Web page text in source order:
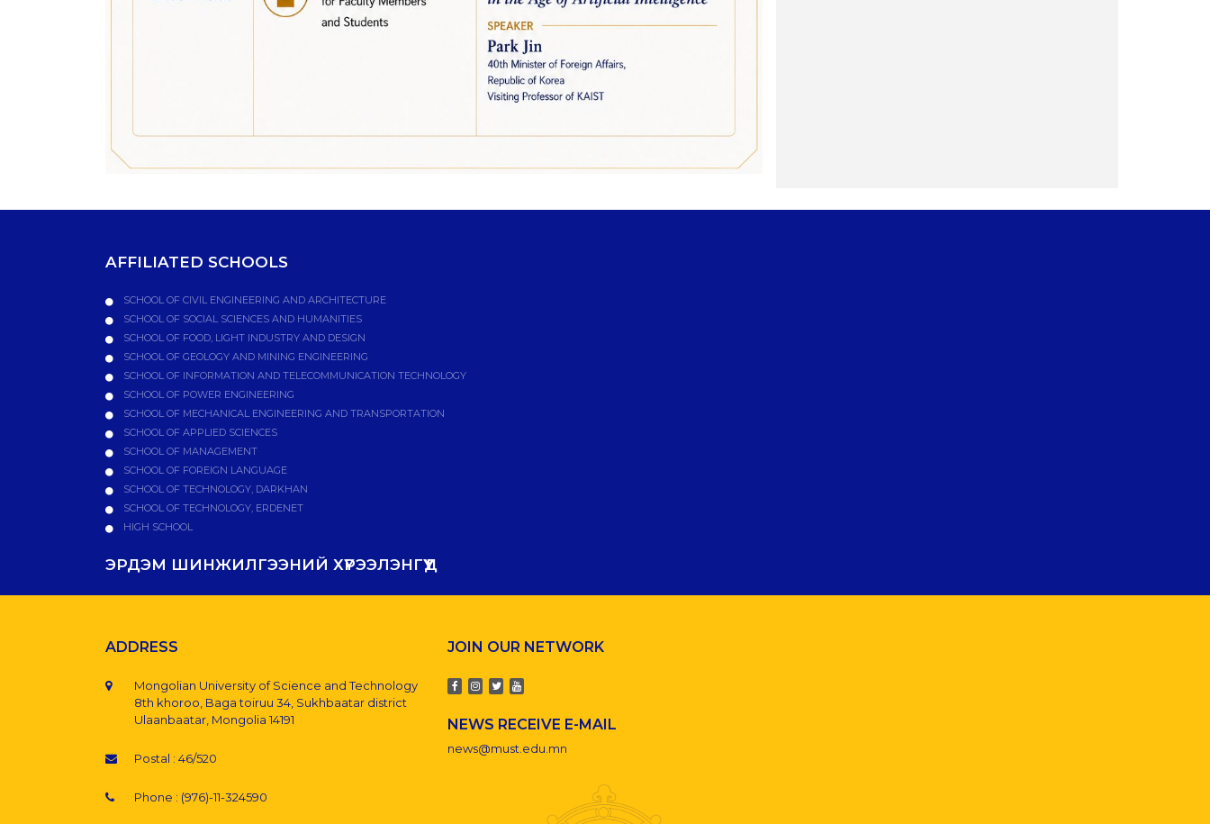
AFFILIATED SCHOOLS
SCHOOL OF CIVIL ENGINEERING AND ARCHITECTURE
SCHOOL OF SOCIAL SCIENCES AND HUMANITIES
SCHOOL OF FOOD, LIGHT INDUSTRY AND DESIGN
SCHOOL OF GEOLOGY AND MINING ENGINEERING
SCHOOL OF INFORMATION AND TELECOMMUNICATION TECHNOLOGY
SCHOOL OF POWER ENGINEERING
SCHOOL OF MECHANICAL ENGINEERING AND TRANSPORTATION
SCHOOL OF APPLIED SCIENCES
SCHOOL OF MANAGEMENT
SCHOOL OF FOREIGN LANGUAGE
SCHOOL OF TECHNOLOGY, DARKHAN
SCHOOL OF TECHNOLOGY, ERDENET
HIGH SCHOOL
ЭРДЭМ ШИНЖИЛГЭЭНИЙ ХҮРЭЭЛЭНГҮҮД
ADDRESS
Mongolian University of Science and Technology
8th khoroo, Baga toiruu 34, Sukhbaatar district
Ulaanbaatar, Mongolia 14191
Postal : 46/520
Phone : (976)-11-324590
JOIN OUR NETWORK
NEWS RECEIVE E-MAIL
news@must.edu.mn